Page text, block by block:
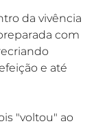
da vivência
com
e até
"voltou" ao